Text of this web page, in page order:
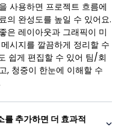
을 사용하면 프로젝트 흐름에
의 완성도를 높일 수 있어요.
은 레이아웃과 그래픽이 미
시지를 깔끔하게 정리할 수
쉽게 편집할 수 있어 팀/회
, 청중이 한눈에 이해할 수
를 추가하면 더 효과적